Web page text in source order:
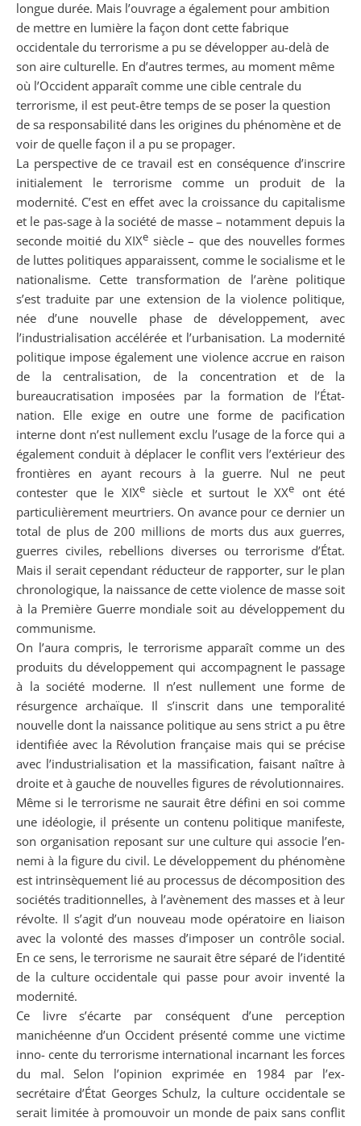
longue durée. Mais l’ouvrage a également pour ambition
de mettre en lumière la façon dont cette fabrique
occidentale du terrorisme a pu se développer au-delà de
son aire culturelle. En d’autres termes, au moment même
où l’Occident apparaît comme une cible centrale du
terrorisme, il est peut-être temps de se poser la question
de sa responsabilité dans les origines du phénomène et de
voir de quelle façon il a pu se propager.
La perspective de ce travail est en conséquence d’inscrire
initialement le terrorisme comme un produit de la
modernité. C’est en effet avec la croissance du capitalisme
et le pas-sage à la société de masse – notamment depuis la
seconde moitié du XIXe siècle – que des nouvelles formes
de luttes politiques apparaissent, comme le socialisme et le
nationalisme. Cette transformation de l’arène politique
s’est traduite par une extension de la violence politique,
née d’une nouvelle phase de développement, avec
l’industrialisation accélérée et l’urbanisation. La modernité
politique impose également une violence accrue en raison
de la centralisation, de la concentration et de la
bureaucratisation imposées par la formation de l’État-
nation. Elle exige en outre une forme de pacification
interne dont n’est nullement exclu l’usage de la force qui a
également conduit à déplacer le conflit vers l’extérieur des
frontières en ayant recours à la guerre. Nul ne peut
contester que le XIXesiècle et surtout le XXe ont été
particulièrement meurtriers. On avance pour ce dernier un
total de plus de 200 millions de morts dus aux guerres,
guerres civiles, rebellions diverses ou terrorisme d’État.
Mais il serait cependant réducteur de rapporter, sur le plan
chronologique, la naissance de cette violence de masse soit
à la Première Guerre mondiale soit au développement du
communisme.
On l’aura compris, le terrorisme apparaît comme un des
produits du développement qui accompagnent le passage
à la société moderne. Il n’est nullement une forme de
résurgence archaïque. Il s’inscrit dans une temporalité
nouvelle dont la naissance politique au sens strict a pu être
identifiée avec la Révolution française mais qui se précise
avec l’industrialisation et la massification, faisant naître à
droite et à gauche de nouvelles figures de révolutionnaires.
Même si le terrorisme ne saurait être défini en soi comme
une idéologie, il présente un contenu politique manifeste,
son organisation reposant sur une culture qui associe l’en-
nemi à la figure du civil. Le développement du phénomène
est intrinsèquement lié au processus de décomposition des
sociétés traditionnelles, à l’avènement des masses et à leur
révolte. Il s’agit d’un nouveau mode opératoire en liaison
avec la volonté des masses d’imposer un contrôle social.
En ce sens, le terrorisme ne saurait être séparé de l’identité
de la culture occidentale qui passe pour avoir inventé la
modernité.
Ce livre s’écarte par conséquent d’une perception
manichéenne d’un Occident présenté comme une victime
inno- cente du terrorisme international incarnant les forces
du mal. Selon l’opinion exprimée en 1984 par l’ex-
secrétaire d’État Georges Schulz, la culture occidentale se
serait limitée à promouvoir un monde de paix sans conflit